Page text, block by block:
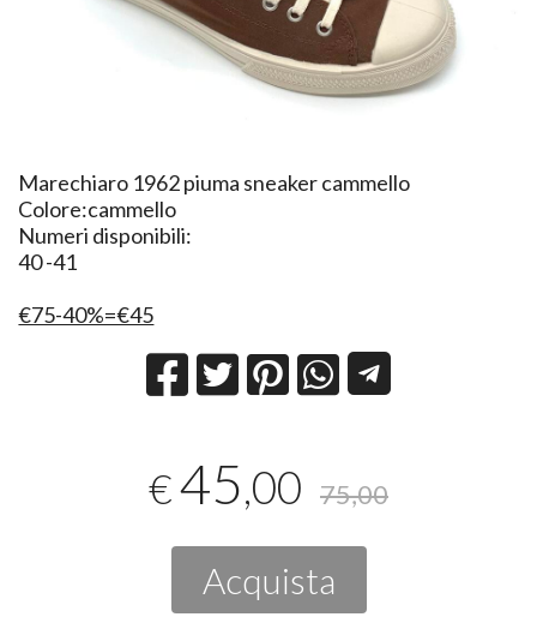
Marechiaro 1962 piuma sneaker cammello
Colore:cammello
Numeri disponibili:
40 -41
€75-40%=€45
€45,00 75,00
Acquista